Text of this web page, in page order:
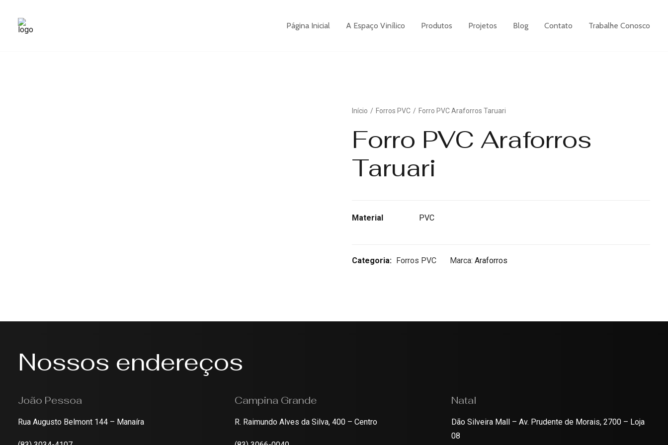
Página Inicial A Espaço Vinílico Produtos Projetos Blog Contato Trabalhe Conosco
Início Forros PVC Forro PVC Araforros Taruari
Forro PVC Araforros
Taruari
Material PVC
Categoria: Forros PVC Marca: Araforros
Nossos endereços
João Pessoa
Rua Augusto Belmont 144 – Manaíra
Campina Grande
R. Raimundo Alves da Silva, 400 – Centro
Natal
Dão Silveira Mall – Av. Prudente de Morais, 2700 – Loja
08